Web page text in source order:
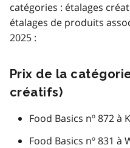
catégories : étalages
étalages de produits
2025 :
Prix de la
créatifs)
Food Basics nº 872 à
Food Basics nº 831 à